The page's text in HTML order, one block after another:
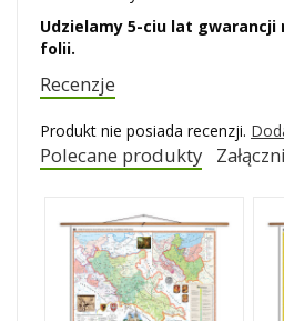
Udzielamy 5-ciu lat gwarancji
folii.
Recenzje
Produkt nie posiada recenzji.
Polecane produkty